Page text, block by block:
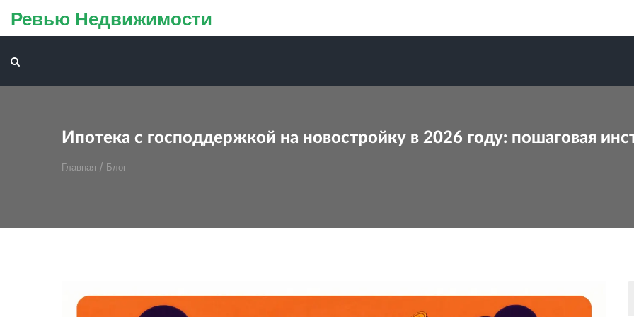
Ревью Недвижимости
Ипотека с господдержкой на новостройку в 2026 году: пошаговая
Главная / Блог